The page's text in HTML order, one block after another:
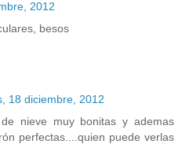
2012
besos
18 diciembre, 2012
nieve muy bonitas y ademas
perfectas....quien puede verlas